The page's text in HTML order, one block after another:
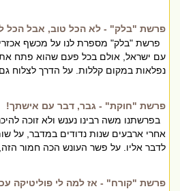
פרשת "בלק" - לא הכל טוב, אבל הכל
פרשת "בלק" מספרת לנו על מכשף
עם ישראל, אולם בכל פעם שהוא פתח את
נפלאות במקום קללות. על הדרך לצלוח
פרשת "חוקת" - גבר, דבר עם אישתך!
בפרשתנו משה רבינו נענש ולא זוכה
אחרי ארבעים שנות נדודים במדבר, על
לדבר אליו. על פשר העונש הכה חמור
פרשת "קורח" - אז למה לי פוליטיקה